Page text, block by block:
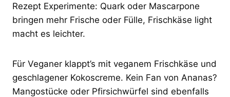
Rezept Experimente: Quark oder Mascarpone
bringen mehr Frische oder Fülle, Frischkäse light
macht es leichter.
Für Veganer klappt’s mit veganem Frischkäse und
geschlagener Kokoscreme. Kein Fan von Ananas?
Mangostücke oder Pfirsichwürfel sind ebenfalls